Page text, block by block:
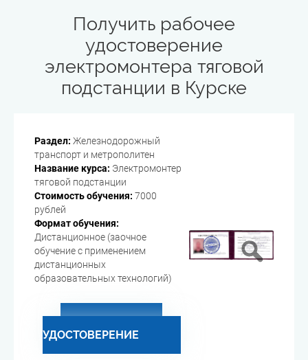
Получить рабочее
удостоверение
электромонтера тяговой
подстанции в Курске
Раздел: Железнодорожный
транспорт и метрополитен
Название курса: Электромонтер
тяговой подстанции
Стоимость обучения: 7000
рублей
Формат обучения:
Дистанционное (заочное
обучение с применением
дистанционных
образовательных технологий)
УДОСТОВЕРЕНИЕ